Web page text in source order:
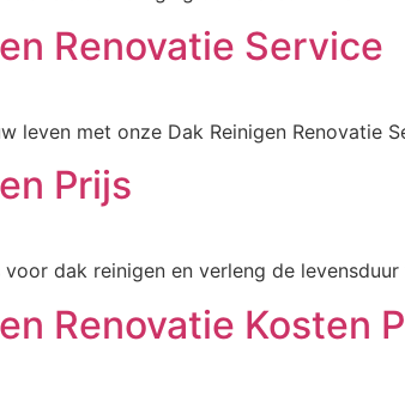
Renovatie Service
leven met onze Dak Reinigen
Prijs
dak reinigen en verleng de
Renovatie Kosten